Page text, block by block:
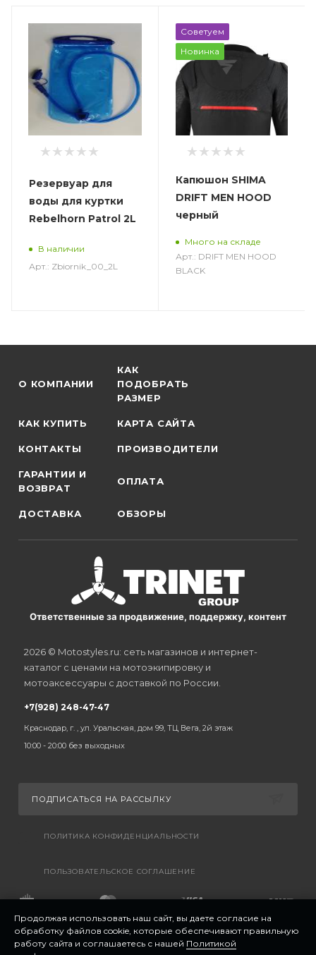
Резервуар для
воды для куртки
Rebelhorn Patrol 2L
В наличии
Арт.: Zbiornik_00_2L
Советуем
Новинка
Капюшон SHIMA
DRIFT MEN HOOD
черный
Много на складе
Арт.: DRIFT MEN HOOD
BLACK
О КОМПАНИИ
КАК
ПОДОБРАТЬ
РАЗМЕР
КАК КУПИТЬ КАРТА САЙТА
КОНТАКТЫ ПРОИЗВОДИТЕЛИ
ГАРАНТИИ И
ВОЗВРАТ
ОПЛАТА
ДОСТАВКА ОБЗОРЫ
Ответственные за продвижение, поддержку, контент
2026 © Motostyles.ru: сеть магазинов и интернет-
каталог с ценами на мотоэкипировку и
мотоаксессуары с доставкой по России.
+7(928) 248-47-47
Краснодар, г. , ул. Уральская, дом 99, ТЦ Вега, 2й этаж
10:00 - 20:00 без выходных
ПОДПИСАТЬСЯ НА РАССЫЛКУ
ПОЛИТИКА КОНФИДЕНЦИАЛЬНОСТИ
ПОЛЬЗОВАТЕЛЬСКОЕ СОГЛАШЕНИЕ
Продолжая использовать наш сайт, вы даете согласие на
обработку файлов cookie, которые обеспечивают правильную
работу сайта и соглашаетесь с нашей Политикой